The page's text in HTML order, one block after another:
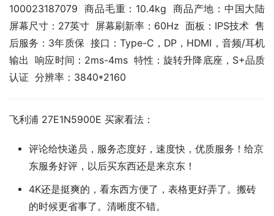
100023187079  商品毛重：10.4kg  商品产地：中国大陆
屏幕尺寸：27英寸  屏幕刷新率：60Hz  面板：IPS技术  售
后服务：3年质保  接口：Type-C，DP，HDMI，音频/耳机
输出  响应时间：2ms-4ms  特性：旋转升降底座，S+品质
认证  分辨率：3840*2160
飞利浦 27E1N5900E 买家看法：
评论给快递员，服务态度好，速度快，优质服务！给京
东服务好评，以后买东西还是来京东！
4K还是挺爽的，看东西方便了，表格更好弄了。搬砖
的时候更省事了。清晰度不错。